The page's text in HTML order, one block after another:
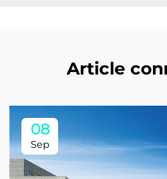
Article
08
Sep